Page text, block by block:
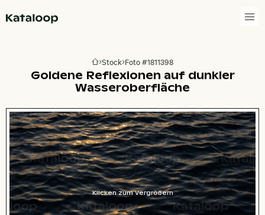
Zur Homepage
Stock Foto #1811398
Goldene Reflexionen auf dunkler
Wasseroberfläche
Klicken zum Vergrößern